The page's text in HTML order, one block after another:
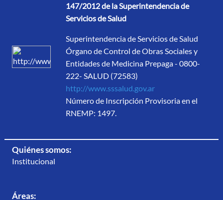
147/2012 de la Superintendencia de
Servicios de Salud
Superintendencia de Servicios de Salud
Órgano de Control de Obras Sociales y
Entidades de Medicina Prepaga - 0800-
222- SALUD (72583)
http://www.sssalud.gov.ar
Número de Inscripción Provisoria en el
RNEMP: 1497.
Quiénes somos:
Institucional
Áreas: